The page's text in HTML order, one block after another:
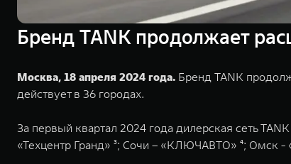
Бренд TANK продолжает
Москва, 18 апреля 2024 года. Бренд TANK
действует в 36 городах.
За первый квартал 2024 года дилерская сеть
«Техцентр Гранд» ³; Сочи – «КЛЮЧАВТО» ⁴; Омск -